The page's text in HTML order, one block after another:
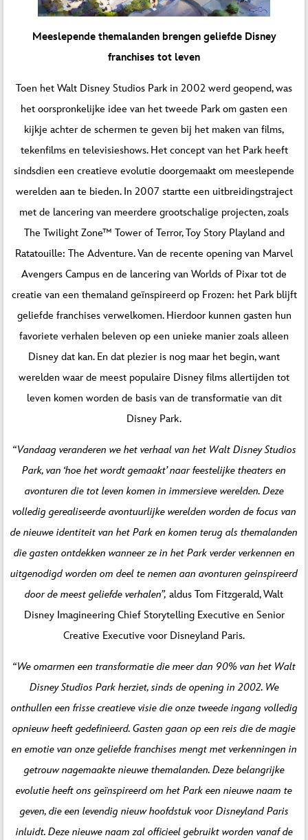
Meeslepende themalanden brengen geliefde Disney
franchises tot leven
Toen het Walt Disney Studios Park in 2002 werd geopend, was
het oorspronkelijke idee van het tweede Park om gasten een
kijkje achter de schermen te geven bij het maken van films,
tekenfilms en televisieshows. Het concept van het Park heeft
sindsdien een creatieve evolutie doorgemaakt om meeslepende
werelden aan te bieden. In 2007 startte een uitbreidingstraject
met de lancering van meerdere grootschalige projecten, zoals
The Twilight Zone™ Tower of Terror, Toy Story Playland and
Ratatouille: The Adventure. Van de recente opening van Marvel
Avengers Campus en de lancering van Worlds of Pixar tot de
creatie van een themaland geïnspireerd op Frozen: het Park blijft
geliefde franchises verwelkomen. Hierdoor kunnen gasten hun
favoriete verhalen beleven op een unieke manier zoals alleen
Disney dat kan. En dat plezier is nog maar het begin, want
werelden waar de meest populaire Disney films allertijden tot
leven komen worden de basis van de transformatie van dit
Disney Park.
“Vandaag veranderen we het verhaal van het Walt Disney Studios
Park, van ‘hoe het wordt gemaakt’ naar feestelijke theaters en
avonturen die tot leven komen in immersieve werelden. Deze
volledig gerealiseerde avontuurlijke werelden worden de focus van
de nieuwe identiteit van het Park en komen terug als themalanden
die gasten ontdekken wanneer ze in het Park verder verkennen en
uitgenodigd worden om deel te nemen aan avonturen geinspireerd
door de meest geliefde verhalen”, aldus Tom Fitzgerald, Walt
Disney Imagineering Chief Storytelling Executive en Senior
Creative Executive voor Disneyland Paris.
“We omarmen een transformatie die meer dan 90% van het Walt
Disney Studios Park herziet, sinds de opening in 2002. We
onthullen een frisse creatieve visie die onze tweede ingang volledig
opnieuw heeft gedefinieerd. Gasten gaan op een reis die de magie
en emotie van onze geliefde franchises mengt met verkenningen in
getrouw nagemaakte nieuwe themalanden. Deze belangrijke
evolutie heeft ons geïnspireerd om het Park een nieuwe naam te
geven, die een levendig nieuw hoofdstuk voor Disneyland Paris
inluidt. Deze nieuwe naam zal officieel gebruikt worden vanaf de